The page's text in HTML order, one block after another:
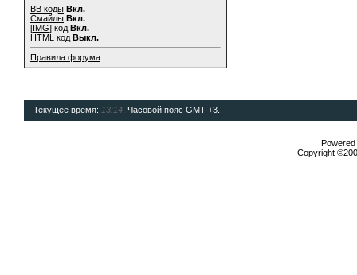
BB коды Вкл.
Смайлы Вкл.
[IMG] код Вкл.
HTML код Выкл.
Правила форума
Текущее время: 13:14 . Часовой пояс GMT +3.
Copyright